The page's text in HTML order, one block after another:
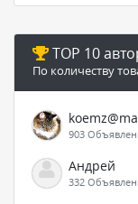
TOP 10
По количеству
903
Андрей
332